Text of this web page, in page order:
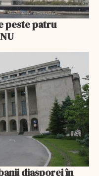
peste patru
diasporei în